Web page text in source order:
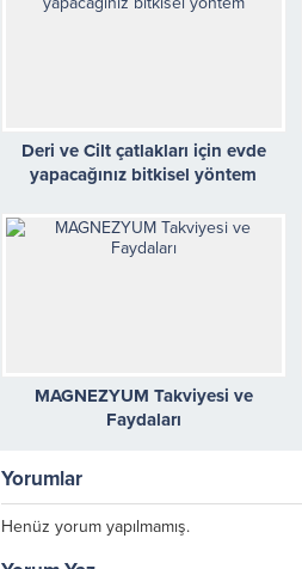
Deri ve Cilt çatlakları için evde
yapacağınız bitkisel yöntem
MAGNEZYUM Takviyesi ve
Faydaları
Yorumlar
Henüz yorum yapılmamış.